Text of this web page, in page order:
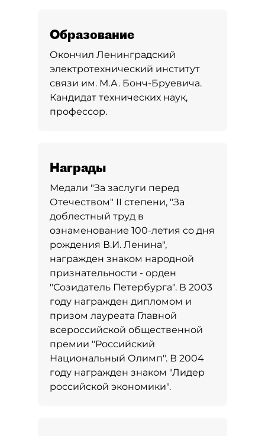
Образование
Окончил Ленинградский
электротехнический институт
связи им. М.А. Бонч-Бруевича.
Кандидат технических наук,
профессор.
Награды
Медали "За заслуги перед
Отечеством" II степени, "За
доблестный труд в
ознаменование 100-летия со дня
рождения В.И. Ленина",
награжден знаком народной
признательности - орден
"Созидатель Петербурга". В 2003
году награжден дипломом и
призом лауреата Главной
всероссийской общественной
премии "Российский
Национальный Олимп". В 2004
году награжден знаком "Лидер
российской экономики".